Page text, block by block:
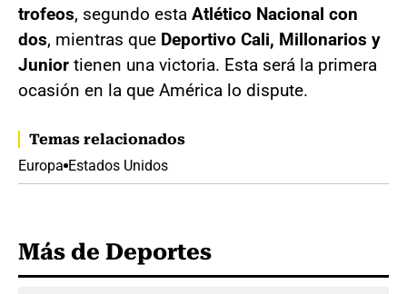
trofeos, segundo esta Atlético Nacional con
dos, mientras que Deportivo Cali, Millonarios y
Junior tienen una victoria. Esta será la primera
ocasión en la que América lo dispute.
Temas relacionados
Europa Estados Unidos
Más de Deportes